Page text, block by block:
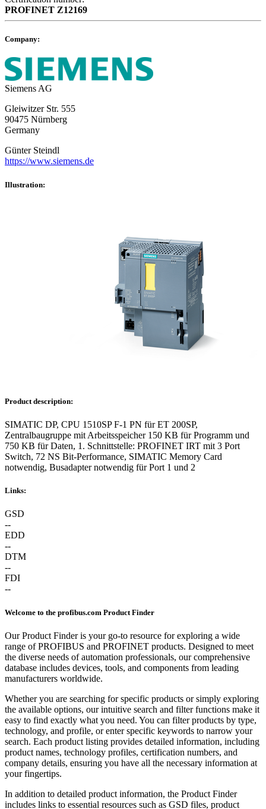
PROFINET Z12169
Company:
Siemens AG
Gleiwitzer Str. 555
90475 Nürnberg
Germany
Günter Steindl
https://www.siemens.de
Illustration:
Product description:
SIMATIC DP, CPU 1510SP F-1 PN für ET 200SP,
Zentralbaugruppe mit Arbeitsspeicher 150 KB für Programm und
750 KB für Daten, 1. Schnittstelle: PROFINET IRT mit 3 Port
Switch, 72 NS Bit-Performance, SIMATIC Memory Card
notwendig, Busadapter notwendig für Port 1 und 2
Links:
GSD
--
EDD
--
DTM
--
FDI
--
Welcome to the profibus.com Product Finder
Our Product Finder is your go-to resource for exploring a wide
range of PROFIBUS and PROFINET products. Designed to meet
the diverse needs of automation professionals, our comprehensive
database includes devices, tools, and components from leading
manufacturers worldwide.
Whether you are searching for specific products or simply exploring
the available options, our intuitive search and filter functions make it
easy to find exactly what you need. You can filter products by type,
technology, and profile, or enter specific keywords to narrow your
search. Each product listing provides detailed information, including
product names, technology profiles, certification numbers, and
company details, ensuring you have all the necessary information at
your fingertips.
In addition to detailed product information, the Product Finder
includes links to essential resources such as GSD files, product